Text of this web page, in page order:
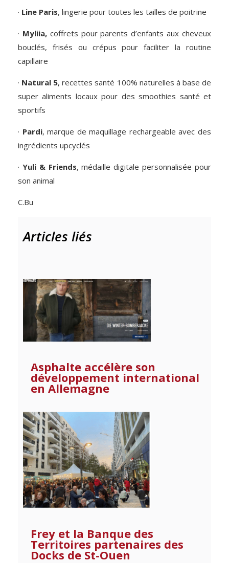
· Line Paris, lingerie pour toutes les tailles de poitrine
· Myliia,coffrets pour parents d’enfants aux cheveux
bouclés, frisés ou crépus pour faciliter la routine
capillaire
· Natural 5, recettes santé 100% naturelles à base de
super aliments locaux pour des smoothies santé et
sportifs
· Pardi, marque de maquillage rechargeable avec des
ingrédients upcyclés
· Yuli& Friends, médaille digitale personnalisée pour
son animal
C.Bu
Articles liés
Asphalte accélère son
développement international
en Allemagne
Frey et la Banque des
Territoires partenaires des
Docks de St-Ouen